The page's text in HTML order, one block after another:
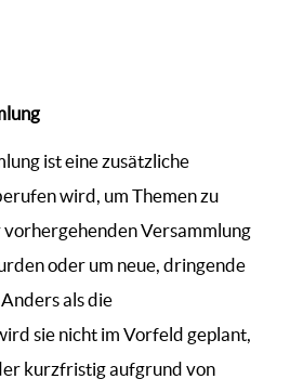
ist eine zusätzliche
wird, um Themen zu
vorhergehenden Versammlung
oder um neue, dringende
als die
sie nicht im Vorfeld geplant,
kurzfristig aufgrund von